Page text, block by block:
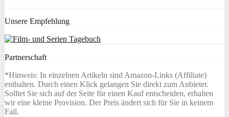
Unsere Empfehlung
Partnerschaft
*Hinweis: In einzelnen Artikeln sind Amazon-Links (Affiliate)
enthalten. Durch einen Klick gelangen Sie direkt zum Anbieter.
Solltet Sie sich auf der Seite für einen Kauf entscheiden, erhalten
wir eine kleine Provision. Der Preis ändert sich für Sie in keinem
Fall.